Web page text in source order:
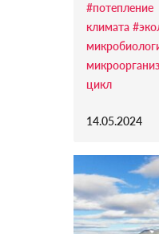
#потепление
климата
цикл
14.05.2024